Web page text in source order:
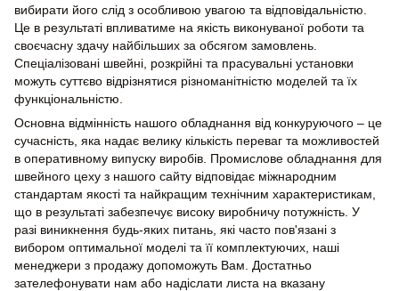
вибирати його слід з особливою увагою та відповідальністю.
Це в результаті впливатиме на якість виконуваної роботи та
своєчасну здачу найбільших за обсягом замовлень.
Спеціалізовані швейні, розкрійні та прасувальні установки
можуть суттєво відрізнятися різноманітністю моделей та їх
функціональністю.
Основна відмінність нашого обладнання від конкуруючого – це
сучасність, яка надає велику кількість переваг та можливостей
в оперативному випуску виробів. Промислове обладнання для
швейного цеху з нашого сайту відповідає міжнародним
стандартам якості та найкращим технічним характеристикам,
що в результаті забезпечує високу виробничу потужність. У
разі виникнення будь-яких питань, які часто пов'язані з
вибором оптимальної моделі та її комплектуючих, наші
менеджери з продажу допоможуть Вам. Достатньо
зателефонувати нам або надіслати листа на вказану